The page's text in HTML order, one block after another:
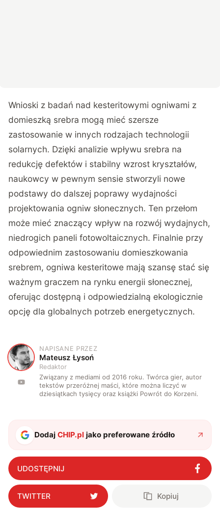
Wnioski z badań nad kesteritowymi ogniwami z
domieszką srebra mogą mieć szersze
zastosowanie w innych rodzajach technologii
solarnych. Dzięki analizie wpływu srebra na
redukcję defektów i stabilny wzrost kryształów,
naukowcy w pewnym sensie stworzyli nowe
podstawy do dalszej poprawy wydajności
projektowania ogniw słonecznych. Ten przełom
może mieć znaczący wpływ na rozwój wydajnych,
niedrogich paneli fotowoltaicznych. Finalnie przy
odpowiednim zastosowaniu domieszkowania
srebrem, ogniwa kesteritowe mają szansę stać się
ważnym graczem na rynku energii słonecznej,
oferując dostępną i odpowiedzialną ekologicznie
opcję dla globalnych potrzeb energetycznych.
M
NAPISANE PRZEZ
Mateusz Łysoń
Redaktor
Związany z mediami od 2016 roku. Twórca gier, autor
tekstów przeróżnej maści, które można liczyć w
dziesiątkach tysięcy oraz książki Powrót do Korzeni.
DodajCHIP.pl jako preferowane źródło
UDOSTĘPNIJ
TWITTER Kopiuj